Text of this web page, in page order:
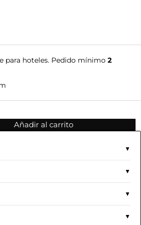
para hoteles. Pedido mínimo 2
Añadir al carrito